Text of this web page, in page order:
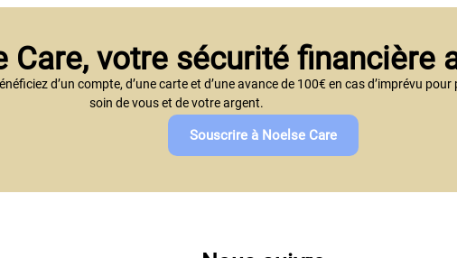
Care, votre sécurité financière
d’un compte, d’une carte et d’une avance de 100€ en cas d’imprévu pour
soin de vous et de votre argent.
Souscrire à Noelse Care